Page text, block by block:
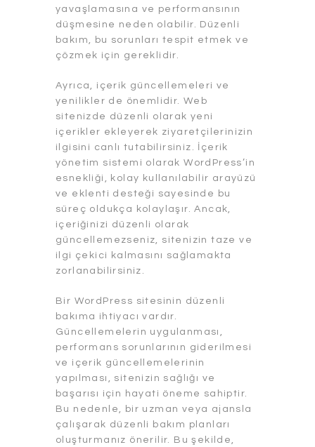
yavaşlamasına ve performansının
düşmesine neden olabilir. Düzenli
bakım, bu sorunları tespit etmek ve
çözmek için gereklidir.
Ayrıca, içerik güncellemeleri ve
yenilikler de önemlidir. Web
sitenizde düzenli olarak yeni
içerikler ekleyerek ziyaretçilerinizin
ilgisini canlı tutabilirsiniz. İçerik
yönetim sistemi olarak WordPress’in
esnekliği, kolay kullanılabilir arayüzü
ve eklenti desteği sayesinde bu
süreç oldukça kolaylaşır. Ancak,
içeriğinizi düzenli olarak
güncellemezseniz, sitenizin taze ve
ilgi çekici kalmasını sağlamakta
zorlanabilirsiniz.
Bir WordPress sitesinin düzenli
bakıma ihtiyacı vardır.
Güncellemelerin uygulanması,
performans sorunlarının giderilmesi
ve içerik güncellemelerinin
yapılması, sitenizin sağlığı ve
başarısı için hayati öneme sahiptir.
Bu nedenle, bir uzman veya ajansla
çalışarak düzenli bakım planları
oluşturmanız önerilir. Bu şekilde,